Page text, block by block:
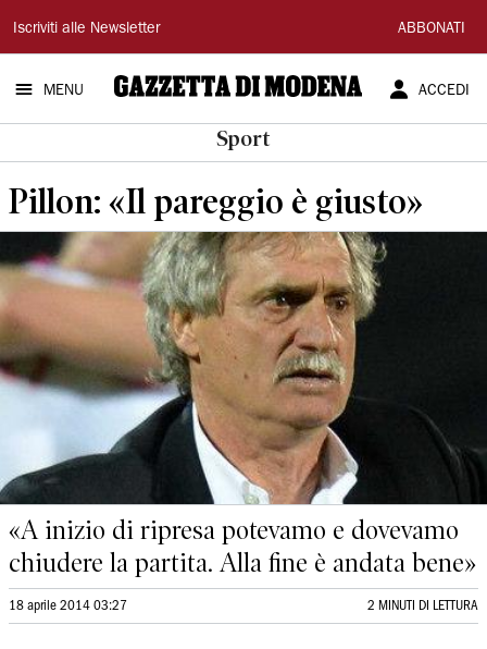
Gazzetta
di
Modena
Iscriviti alle Newsletter ABBONATI
MENU ACCEDI
Sport
Pillon: «Il pareggio è giusto»
«A inizio di ripresa potevamo e dovevamo
chiudere la partita. Alla fine è andata bene»
18 aprile 2014 03:27 2 MINUTI DI LETTURA